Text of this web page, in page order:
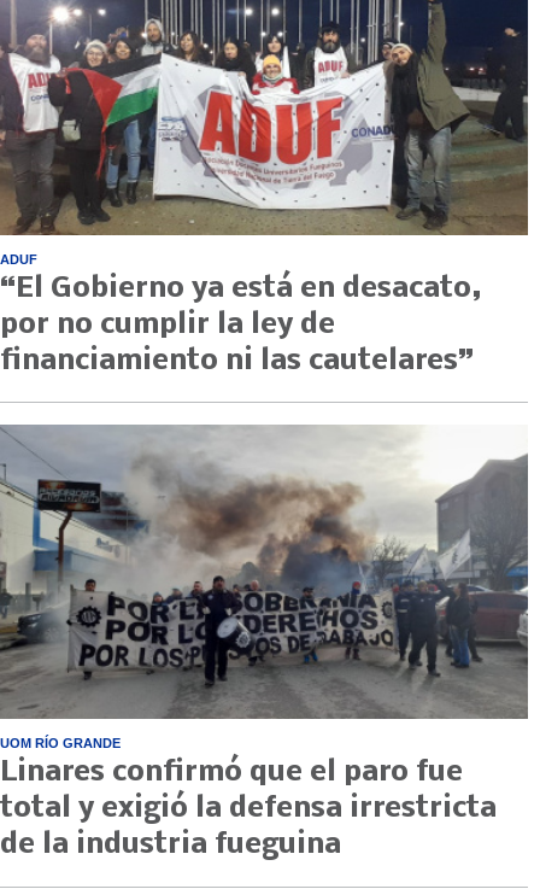
ADUF
“El Gobierno ya está en desacato,
por no cumplir la ley de
financiamiento ni las cautelares”
UOM RÍO GRANDE
Linares confirmó que el paro fue
total y exigió la defensa irrestricta
de la industria fueguina